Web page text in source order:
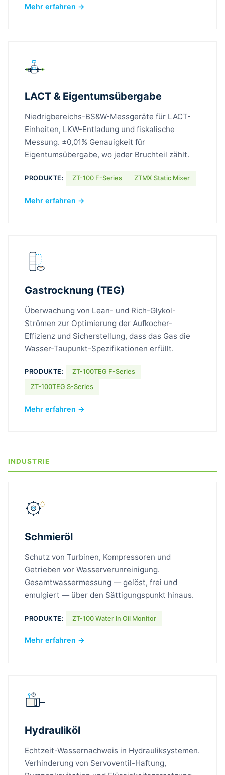
Mehr erfahren →
LACT & Eigentumsübergabe
Niedrigbereichs-BS&W-Messgeräte für LACT-
Einheiten, LKW-Entladung und fiskalische
Messung. ±0,01% Genauigkeit für
Eigentumsübergabe, wo jeder Bruchteil zählt.
PRODUKTE: ZT-100 F-Series ZTMX Static Mixer
Mehr erfahren →
Gastrocknung (TEG)
Überwachung von Lean- und Rich-Glykol-
Strömen zur Optimierung der Aufkocher-
Effizienz und Sicherstellung, dass das Gas die
Wasser-Taupunkt-Spezifikationen erfüllt.
PRODUKTE:
ZT-100TEG F-Series
ZT-100TEG S-Series
Mehr erfahren →
INDUSTRIE
Schmieröl
Schutz von Turbinen, Kompressoren und
Getrieben vor Wasserverunreinigung.
Gesamtwassermessung — gelöst, frei und
emulgiert — über den Sättigungspunkt hinaus.
PRODUKTE: ZT-100 Water In Oil Monitor
Mehr erfahren →
Hydrauliköl
Echtzeit-Wassernachweis in Hydrauliksystemen.
Verhinderung von Servoventil-Haftung,